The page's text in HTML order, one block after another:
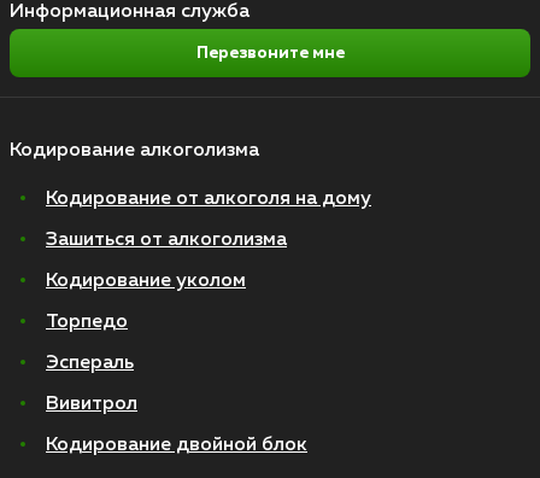
Кодирование алкоголизма
Кодирование от алкоголя на дому
Зашиться от алкоголизма
Кодирование уколом
Торпедо
Эспераль
Вивитрол
Кодирование двойной блок
Информационная служба
Перезвоните мне